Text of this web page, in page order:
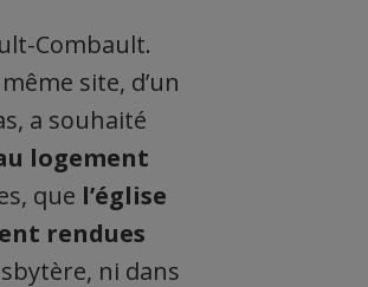
Combault.
site, d’un
a souhaité
logement
que l’église
rendues
ni dans